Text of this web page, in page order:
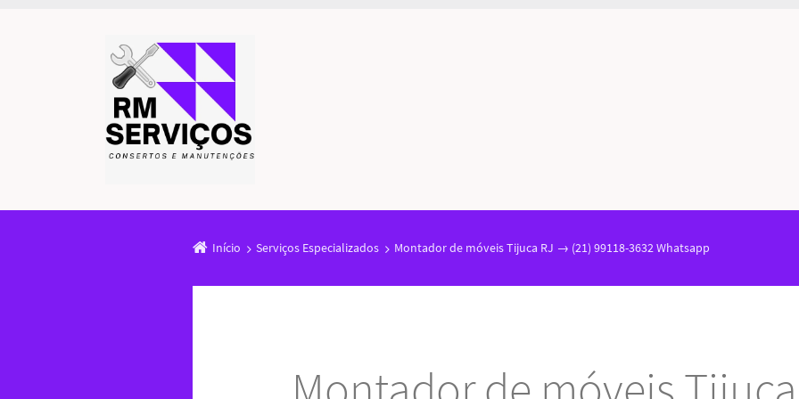
Início Serviços Especializados Montador de móveis Tijuca RJ → (21) 99118-3632 Whatsapp